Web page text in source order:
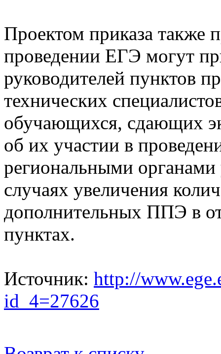
Проектом приказа также
проведении ЕГЭ могут
руководителей пунктов
технических
обучающихся, сдающих
об их участии в
региональными органами
случаях увеличения
дополнительных ППЭ в
пунктах.
Источник: http://
id_4=27626